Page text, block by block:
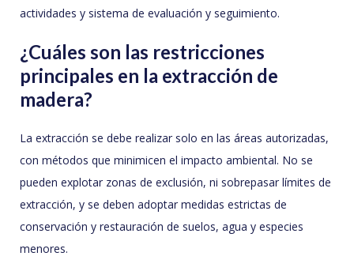
actividades y sistema de evaluación y seguimiento.
¿Cuáles son las restricciones
principales en la extracción de
madera?
La extracción se debe realizar solo en las áreas autorizadas,
con métodos que minimicen el impacto ambiental. No se
pueden explotar zonas de exclusión, ni sobrepasar límites de
extracción, y se deben adoptar medidas estrictas de
conservación y restauración de suelos, agua y especies
menores.